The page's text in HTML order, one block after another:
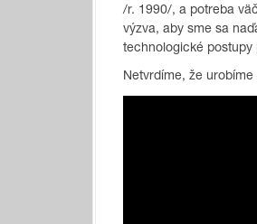
/r. 1990/, a potreba
výzva, aby sme sa
technologické
Netvrdíme, že